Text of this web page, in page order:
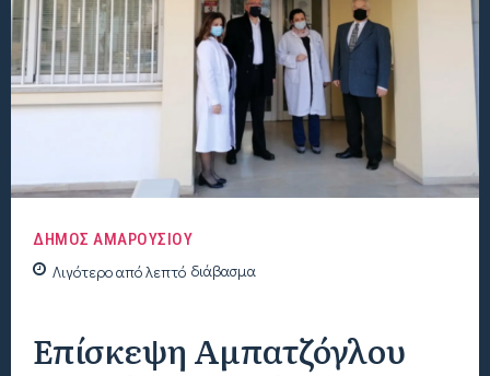
ΔΗΜΟΣ ΑΜΑΡΟΥΣΙΟΥ
Λιγότερο απόλεπτό διάβασμα
Επίσκεψη Αμπατζόγλου